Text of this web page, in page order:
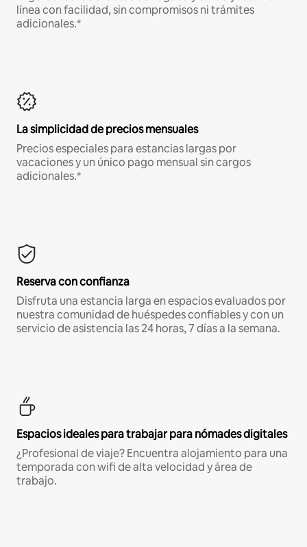
línea con facilidad, sin compromisos ni trámites
adicionales.*
La simplicidad de precios mensuales
Precios especiales para estancias largas por
vacaciones y un único pago mensual sin cargos
adicionales.*
Reserva con confianza
Disfruta una estancia larga en espacios evaluados por
nuestra comunidad de huéspedes confiables y con un
servicio de asistencia las 24 horas, 7 días a la semana.
Espacios ideales para trabajar para nómades digitales
¿Profesional de viaje? Encuentra alojamiento para una
temporada con wifi de alta velocidad y área de
trabajo.